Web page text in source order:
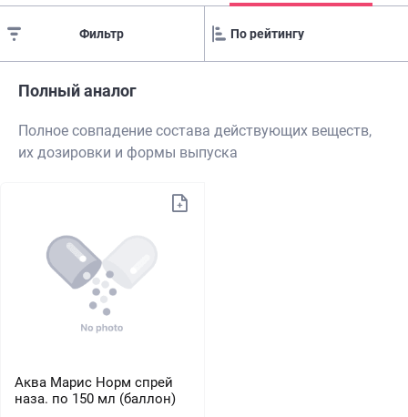
Фильтр
Полный аналог
Полное совпадение состава действующих веществ,
их дозировки и формы выпуска
Аква Марис Норм спрей
наза. по 150 мл (баллон)